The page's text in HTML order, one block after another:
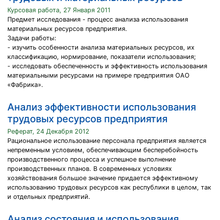
Курсовая работа, 27 Января 2011
Предмет исследования - процесс анализа использования
материальных ресурсов предприятия.
Задачи работы:
- изучить особенности анализа материальных ресурсов, их
классификацию, нормирование, показатели использования;
- исследовать обеспеченность и эффективность использования
материальными ресурсами на примере предприятия ОАО
«Фабрика».
Анализ эффективности использования
трудовых ресурсов предприятия
Реферат, 24 Декабря 2012
Рациональное использование персонала предприятия является
непременным условием, обеспечивающим бесперебойность
производственного процесса и успешное выполнение
производственных планов. В современных условиях
хозяйствования большое значение придается эффективному
использованию трудовых ресурсов как республики в целом, так
и отдельных предприятий.